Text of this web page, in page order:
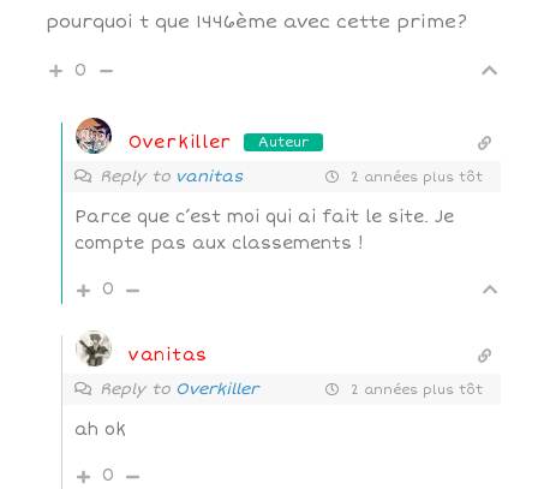
pourquoi t que 1446ème avec cette prime?
0
Overkiller Auteur
Reply to vanitas 2 années plus tôt
Parce que c’est moi qui ai fait le site. Je
compte pas aux classements !
0
vanitas
Reply to Overkiller 2 années plus tôt
ah ok
0